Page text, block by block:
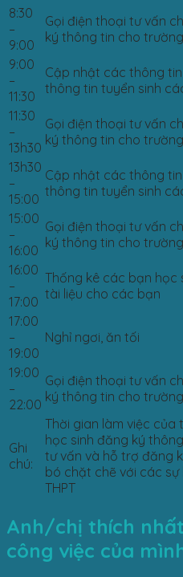
8:30
–
9:00
Gọi điện thoại tư vấn
ký thông tin cho trường
9:00
–
11:30
Cập nhật các thông tin
thông tin tuyển sinh
11:30
–
13h30
Gọi điện thoại tư vấn
ký thông tin cho trường
13h30
–
15:00
Cập nhật các thông tin
thông tin tuyển sinh
15:00
–
16:00
Gọi điện thoại tư vấn
ký thông tin cho trường
16:00
–
17:00
Thống kê các bạn học
tài liệu cho các bạn
17:00
–
19:00
Nghỉ ngơi, ăn tối
19:00
–
22:00
Gọi điện thoại tư vấn
ký thông tin cho trường
Ghi
chú:
Thời gian làm việc
học sinh đăng ký
tư vấn và hỗ trợ đăng
bó chặt chẽ với các
THPT
Anh/chị thích
công việc của